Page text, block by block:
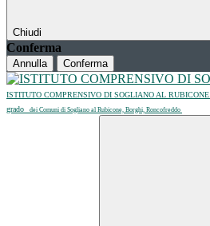
Chiudi
Conferma
Annulla Conferma
ISTITUTO COMPRENSIVO DI SOGLIANO AL RUBICONE
grado
dei Comuni di Sogliano al Rubicone, Borghi, Roncofreddo